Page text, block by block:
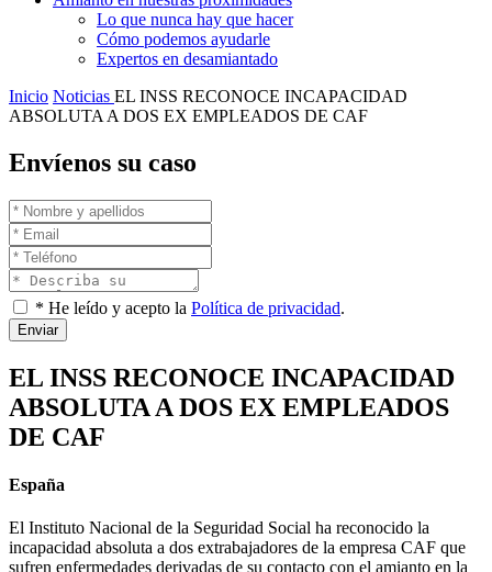
Lo que nunca hay que hacer
Cómo podemos ayudarle
Expertos en desamiantado
Inicio Noticias EL INSS RECONOCE INCAPACIDAD
ABSOLUTA A DOS EX EMPLEADOS DE CAF
Envíenos su caso
* He leído y acepto la Política de privacidad.
Enviar
EL INSS RECONOCE INCAPACIDAD
ABSOLUTA A DOS EX EMPLEADOS
DE CAF
España
El Instituto Nacional de la Seguridad Social ha reconocido la
incapacidad absoluta a dos extrabajadores de la empresa CAF que
sufren enfermedades derivadas de su contacto con el amianto en la